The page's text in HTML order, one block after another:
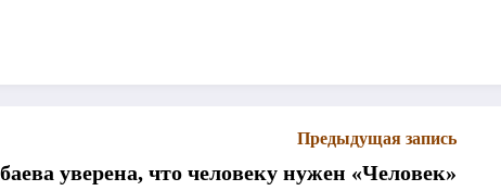
Предыдущая запись
уверена, что человеку нужен «Человек»